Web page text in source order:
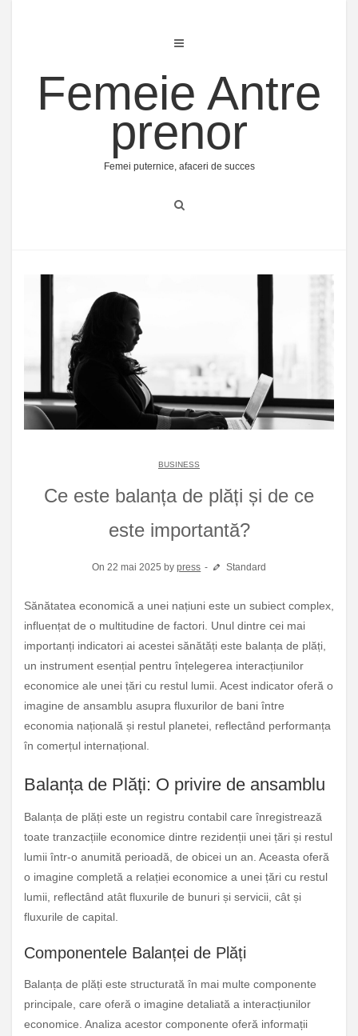
Femeie Antre
prenor
Femei puternice, afaceri de succes
BUSINESS
Ce este balanța de plăți și de ce
este importantă?
On 22 mai 2025 bypress Standard
Sănătatea economică a unei națiuni este un subiect complex,
influențat de o multitudine de factori. Unul dintre cei mai
importanți indicatori ai acestei sănătăți este balanța de plăți,
un instrument esențial pentru înțelegerea interacțiunilor
economice ale unei țări cu restul lumii. Acest indicator oferă o
imagine de ansamblu asupra fluxurilor de bani între
economia națională și restul planetei, reflectând performanța
în comerțul internațional.
Balanța de Plăți: O privire de ansamblu
Balanța de plăți este un registru contabil care înregistrează
toate tranzacțiile economice dintre rezidenții unei țări și restul
lumii într-o anumită perioadă, de obicei un an. Aceasta oferă
o imagine completă a relației economice a unei țări cu restul
lumii, reflectând atât fluxurile de bunuri și servicii, cât și
fluxurile de capital.
Componentele Balanței de Plăți
Balanța de plăți este structurată în mai multe componente
principale, care oferă o imagine detaliată a interacțiunilor
economice. Analiza acestor componente oferă informații